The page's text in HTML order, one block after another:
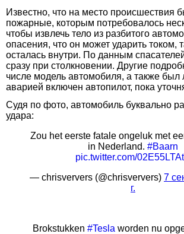
Известно, что на место происшествия
пожарные, которым потребовалось
чтобы извлечь тело из разбитого
опасения, что он может ударить током,
осталась внутри. По данным
сразу при столкновении. Другие
числе модель автомобиля, а также был
аварией включен автопилот, пока
Судя по фото, автомобиль буквально
удара:
Zou het eerste fatale ongeluk met
in Nederland. #Baarn
pic.twitter.com/
— chrisververs (@chrisververs) 7
г.
Brokstukken #Tesla worden nu